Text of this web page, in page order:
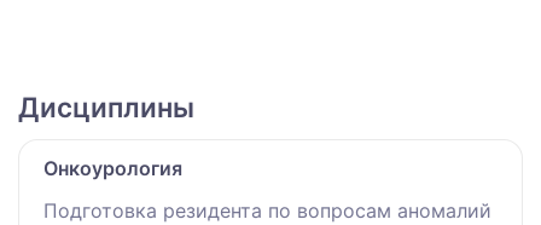
Дисциплины
Онкоурология
Подготовка резидента по вопросам аномалий